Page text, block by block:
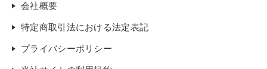
会社概要
特定商取引法における法定表記
プライバシーポリシー